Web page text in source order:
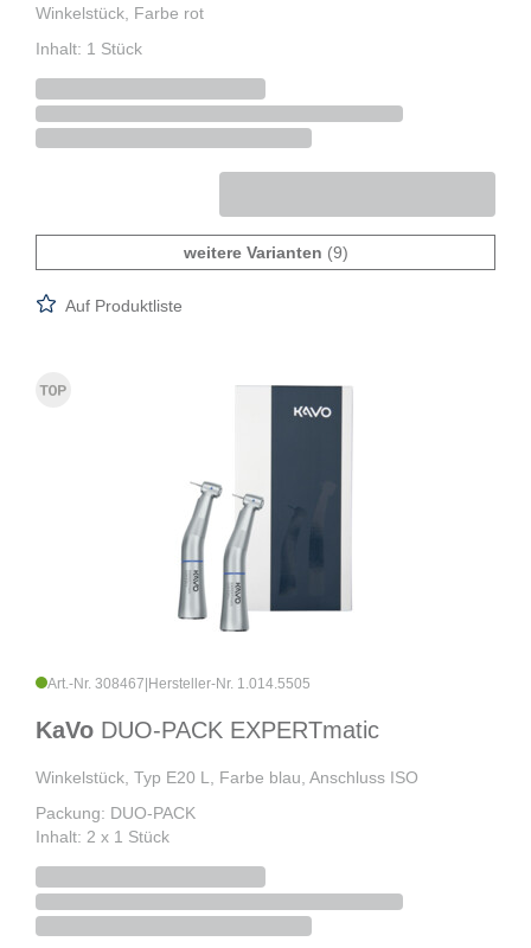
Winkelstück, Farbe rot
Inhalt: 1 Stück
weitere Varianten (9)
Auf Produktliste
Art.-Nr. 308467 Hersteller-Nr. 1.014.5505
KaVo DUO-PACK EXPERTmatic
Winkelstück, Typ E20 L, Farbe blau, Anschluss ISO
Packung: DUO-PACK
Inhalt: 2 x 1 Stück